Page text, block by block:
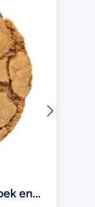
Vondelkoek – Alles is koek en ei (koek met 100% advocaat)